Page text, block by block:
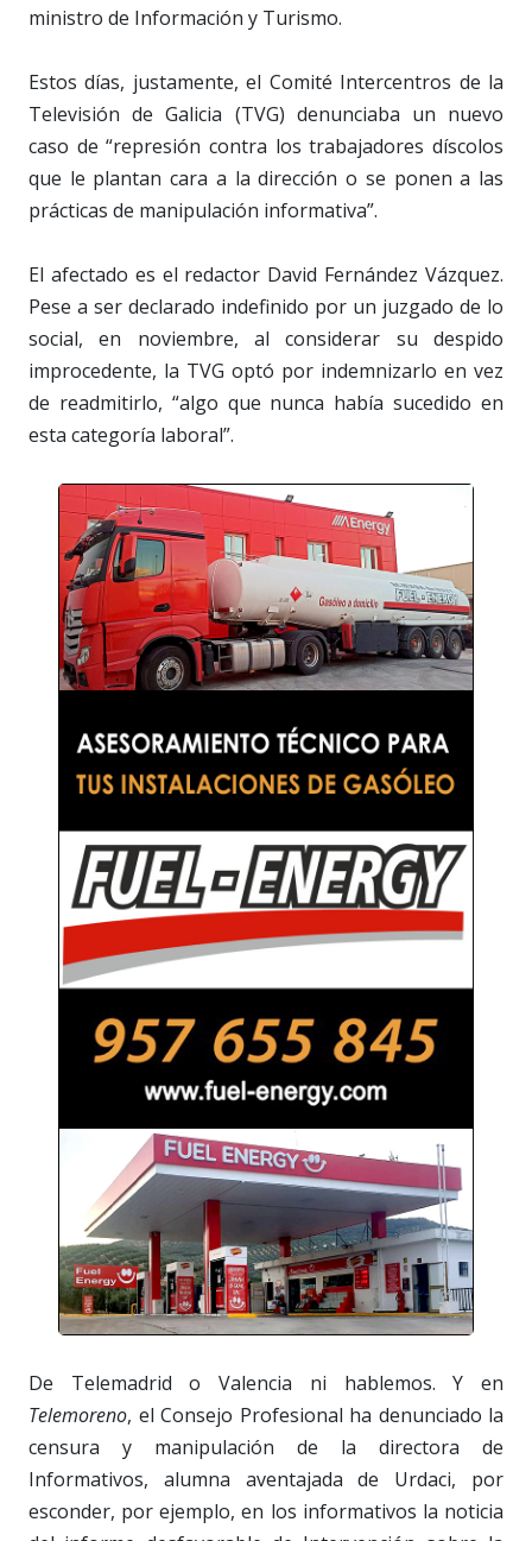
ministro de Información y Turismo.
Estos días, justamente, el Comité Intercentros de la
Televisión de Galicia (TVG) denunciaba un nuevo
caso de “represión contra los trabajadores díscolos
que le plantan cara a la dirección o se ponen a las
prácticas de manipulación informativa”.
El afectado es el redactor David Fernández Vázquez.
Pese a ser declarado indefinido por un juzgado de lo
social, en noviembre, al considerar su despido
improcedente, la TVG optó por indemnizarlo en vez
de readmitirlo, “algo que nunca había sucedido en
esta categoría laboral”.
De Telemadrid o Valencia ni hablemos. Y en
Telemoreno, el Consejo Profesional ha denunciado la
censura y manipulación de la directora de
Informativos, alumna aventajada de Urdaci, por
esconder, por ejemplo, en los informativos la noticia